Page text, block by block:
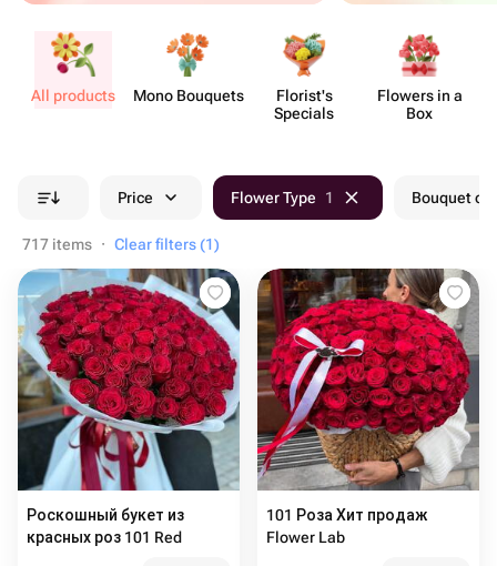
All products Mono Bouquets
Florist's
Specials
Flowers in a
Box
Price Flower Type 1 Bouquet
717 items · Clear filters (1)
Роскошный букет из
красных роз 101 Red
101 Роза Хит продаж
Flower Lab